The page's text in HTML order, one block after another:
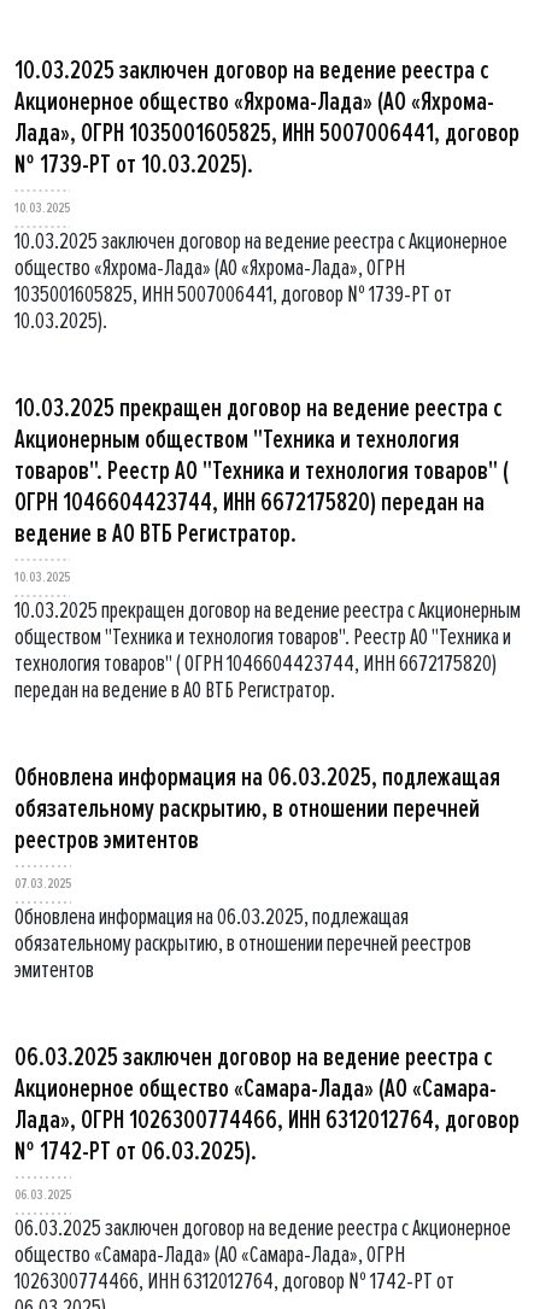
10.03.2025 заключен договор на ведение реестра с
Акционерное общество «Яхрома-Лада» (АО «Яхрома-
Лада», ОГРН 1035001605825, ИНН 5007006441, договор
№ 1739-РТ от 10.03.2025).
10.03.2025
10.03.2025 заключен договор на ведение реестра с Акционерное
общество «Яхрома-Лада» (АО «Яхрома-Лада», ОГРН
1035001605825, ИНН 5007006441, договор № 1739-РТ от
10.03.2025).
10.03.2025 прекращен договор на ведение реестра с
Акционерным обществом "Техника и технология
товаров". Реестр АО "Техника и технология товаров" (
ОГРН 1046604423744, ИНН 6672175820) передан на
ведение в АО ВТБ Регистратор.
10.03.2025
10.03.2025 прекращен договор на ведение реестра с Акционерным
обществом "Техника и технология товаров". Реестр АО "Техника и
технология товаров" ( ОГРН 1046604423744, ИНН 6672175820)
передан на ведение в АО ВТБ Регистратор.
Обновлена информация на 06.03.2025, подлежащая
обязательному раскрытию, в отношении перечней
реестров эмитентов
07.03.2025
Обновлена информация на 06.03.2025, подлежащая
обязательному раскрытию, в отношении перечней реестров
эмитентов
06.03.2025 заключен договор на ведение реестра с
Акционерное общество «Самара-Лада» (АО «Самара-
Лада», ОГРН 1026300774466, ИНН 6312012764, договор
№ 1742-РТ от 06.03.2025).
06.03.2025
06.03.2025 заключен договор на ведение реестра с Акционерное
общество «Самара-Лада» (АО «Самара-Лада», ОГРН
1026300774466, ИНН 6312012764, договор № 1742-РТ от